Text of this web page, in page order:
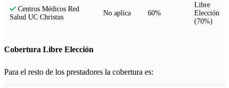
Centros Médicos Red
Salud UC Christus
No aplica 60%
Libre
Elección
(70%)
Cobertura Libre Elección
Para el resto de los prestadores la cobertura es: